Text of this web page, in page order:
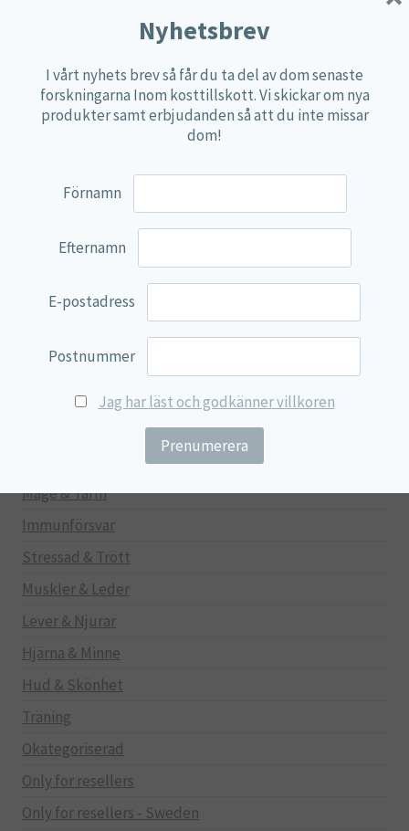
Övriga kosttillskott
100% Natural
Reviva Nutrition
Svenska Örtmedicinska Institutet
Green Trade
Mage & Tarm
Immunförsvar
Stressad & Trött
Muskler & Leder
Lever & Njurar
Hjärna & Minne
Hud & Skönhet
Träning
Okategoriserad
Only for resellers
Only for resellers - Sweden
Nyhetsbrev
I vårt nyhets brev så får du ta del av dom senaste
forskningarna Inom kosttillskott. Vi skickar om nya
produkter samt erbjudanden så att du inte missar
dom!
Förnamn
Efternamn
E-postadress
Postnummer
Jag har läst och godkänner villkoren